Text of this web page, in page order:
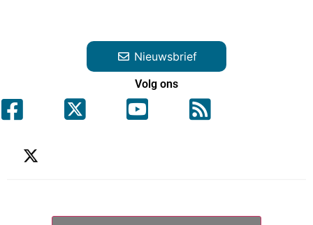
Nieuwsbrief
Volg ons